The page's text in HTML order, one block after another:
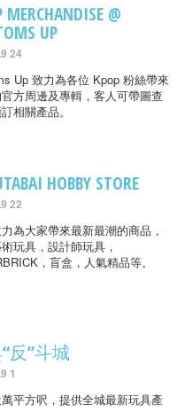
MERCHANDISE @
UP
24
Up 致力為各位 Kpop 粉絲帶來
方周邊及專輯，客人可帶圖查
相關產品。
HOBBY STORE
22
為大家帶來最新最潮的商品，
玩具，設計師玩具，
，盲盒，人氣精品等。
反”斗城
1
平方呎，提供全城最新玩具產